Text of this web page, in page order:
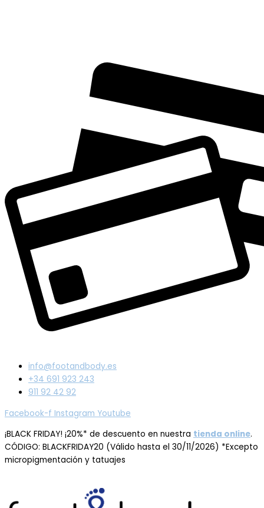
info@footandbody.es
+34 691 923 243
911 92 42 92
Facebook-f Instagram Youtube
¡BLACK FRIDAY! ¡20%* de descuento en nuestra tienda online.
CÓDIGO: BLACKFRIDAY20 (Válido hasta el 30/11/2026) *Excepto
micropigmentación y tatuajes